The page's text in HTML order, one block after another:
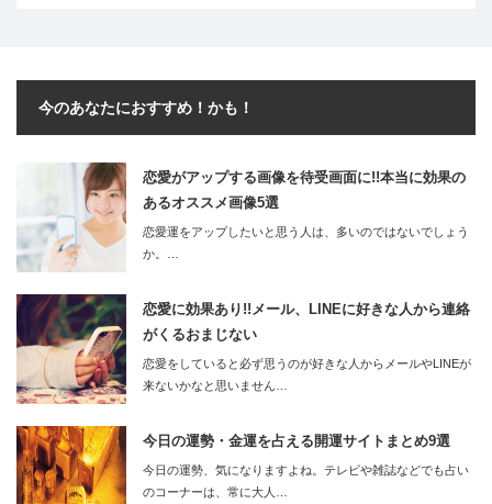
今のあなたにおすすめ！かも！
恋愛がアップする画像を待受画面に!!本当に効果の
あるオススメ画像5選
恋愛運をアップしたいと思う人は、多いのではないでしょう
か。…
恋愛に効果あり!!メール、LINEに好きな人から連絡
がくるおまじない
恋愛をしていると必ず思うのが好きな人からメールやLINEが
来ないかなと思いません…
今日の運勢・金運を占える開運サイトまとめ9選
今日の運勢、気になりますよね。テレビや雑誌などでも占い
のコーナーは、常に大人…